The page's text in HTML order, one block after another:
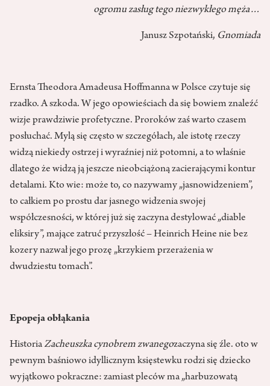
ogromu zasług tego niezwykłego męża…
Janusz Szpotański, Gnomiada
Ernsta Theodora Amadeusa Hoffmanna w Polsce czytuje się
rzadko. A szkoda. W jego opowieściach da się bowiem znaleźć
wizje prawdziwie profetyczne. Proroków zaś warto czasem
posłuchać. Mylą się często w szczegółach, ale istotę rzeczy
widzą niekiedy ostrzej i wyraźniej niż potomni, a to właśnie
dlatego że widzą ją jeszcze nieobciążoną zacierającymi kontur
detalami. Kto wie: może to, co nazywamy „jasnowidzeniem”,
to całkiem po prostu dar jasnego widzenia swojej
współczesności, w której już się zaczyna destylować „diable
eliksiry”, mające zatruć przyszłość – Heinrich Heine nie bez
kozery nazwał jego prozę „krzykiem przerażenia w
dwudziestu tomach”.
Epopeja obłąkania
Historia Zacheuszka cynobrem zwanegozaczyna się źle. oto w
pewnym baśniowo idyllicznym księstewku rodzi się dziecko
wyjątkowo pokraczne: zamiast pleców ma „harbuzowatą